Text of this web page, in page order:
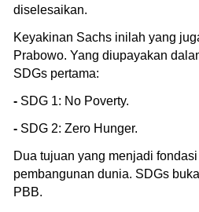
diselesaikan.
Keyakinan Sachs inilah yang
Prabowo. Yang diupayakan
SDGs pertama:
- SDG 1: No Poverty.
- SDG 2: Zero Hunger.
Dua tujuan yang menjadi
pembangunan dunia. SDGs
PBB.